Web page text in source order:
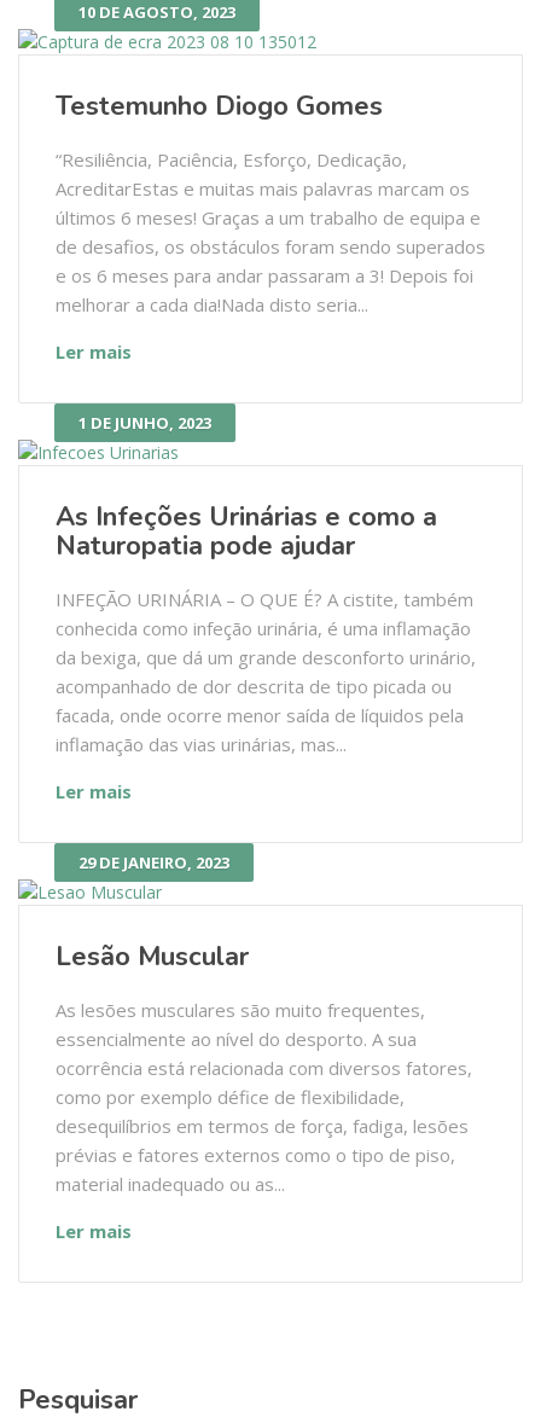
10 DE AGOSTO, 2023
Testemunho Diogo Gomes
“Resiliência, Paciência, Esforço, Dedicação,
AcreditarEstas e muitas mais palavras marcam os
últimos 6 meses! Graças a um trabalho de equipa e
de desafios, os obstáculos foram sendo superados
e os 6 meses para andar passaram a 3! Depois foi
melhorar a cada dia!Nada disto seria...
Ler mais
1 DE JUNHO, 2023
As Infeções Urinárias e como a
Naturopatia pode ajudar
INFEÇÃO URINÁRIA – O QUE É? A cistite, também
conhecida como infeção urinária, é uma inflamação
da bexiga, que dá um grande desconforto urinário,
acompanhado de dor descrita de tipo picada ou
facada, onde ocorre menor saída de líquidos pela
inflamação das vias urinárias, mas...
Ler mais
29 DE JANEIRO, 2023
Lesão Muscular
As lesões musculares são muito frequentes,
essencialmente ao nível do desporto. A sua
ocorrência está relacionada com diversos fatores,
como por exemplo défice de flexibilidade,
desequilíbrios em termos de força, fadiga, lesões
prévias e fatores externos como o tipo de piso,
material inadequado ou as...
Ler mais
Pesquisar